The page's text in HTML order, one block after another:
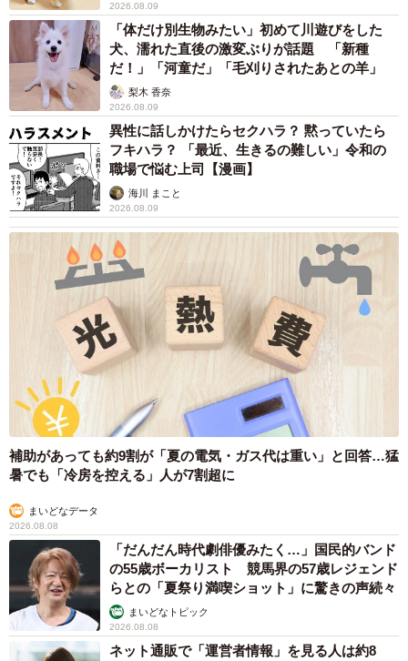
2026.08.09
「体だけ別生物みたい」初めて川遊びをした
犬、濡れた直後の激変ぶりが話題 「新種
だ！」「河童だ」「毛刈りされたあとの羊」
梨木 香奈
2026.08.09
異性に話しかけたらセクハラ？ 黙っていたら
フキハラ？ 「最近、生きるの難しい」令和の
職場で悩む上司【漫画】
海川 まこと
2026.08.09
補助があっても約9割が「夏の電気・ガス代は重い」と回答…猛
暑でも「冷房を控える」人が7割超に
まいどなデータ
2026.08.08
「だんだん時代劇俳優みたく…」国民的バンド
の55歳ボーカリスト 競馬界の57歳レジェンド
らとの「夏祭り満喫ショット」に驚きの声続々
まいどなトピック
2026.08.08
ネット通販で「運営者情報」を見る人は約8